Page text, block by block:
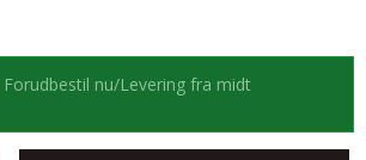
Forudbestil nu/Levering fra midt